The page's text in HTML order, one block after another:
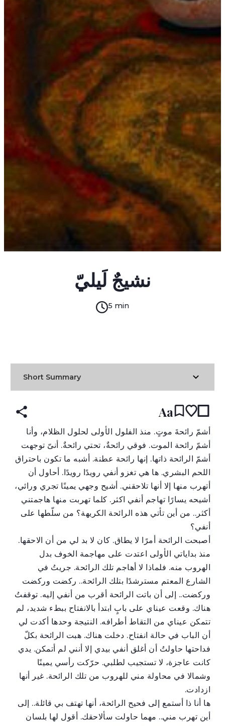
نشيجٌ لَيليّ
5 min
Short Summary
Aa
أشمّ رائحةَ موتٍ. منذ الفلول الأولى لحلول الظلام، وأنا
أشمّ رائحة الموت. فوقي رائحةٌ، تحتي رائحةٌ. أنىّ توجهت
أشمّ الرائحة ذاتها. إنها رائحة عطنة. أشبه ما تكون باحتراق
اللحم البشري. ها هي تغزو أنفي رويدًا رويدًا. أحاول أن
أتهرب منها إلا أنها تلاحقني. أشيح وجهي يمينًا تجري ورائي،
أشيحه يسارًا تهاجم أنفي اكثر. كلما تهربت منها هاجمتني
أكثر.. من أين تأتي هذه الرائحة الكريهة؟ من سلّطها على
أنفي؟
أصبحت الرائحة أمرًا لا يطاق. كان لا بد لي من أن الاحقها.
منذ بداياتي الأولى اعتدت على مهاجمة الخوف بدل
الهروب منه. فلماذا لا أهاجم تلك الرائحة. جريتُ في
الشارع المعتم مسترشدًا بتلك الرائحة.. ركضت وركضت
وركضت.. إلى أن باتت الرائحة أقرب من أنفي إليه. توقفتُ
هناك. وقعت عيناي على بابٍ ابتدأ بالانفتاح ببطء شديد، لم
تتمكن عيناي من التقاط أطرافه. النتيجة وحدها أكدت لي
أن الباب في حالة انفتاح. دخلت هناك. هبت الرائحة بكلّ
فداحتها حاولتُ أن أغلق أنفي بيدي إلا أنني لم أتمكن. يدي
كانت عاجزة، لا تستجيب لطلبي. حرّكت رأسي يمينًا
وشمالا في محاولة مني للهروب من تلك الرائحة. غير أنها
ازدادت.
ها أنا ذا أستمع إلى فحيح الرائحة، أنها تهتف بي قائلة.. إلى
أين تهرب مني.. مهما حاولت سألاحقك. أقول لها بلسان